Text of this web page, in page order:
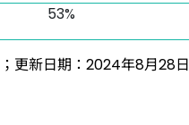
53%
更新日期：2024年8月28日